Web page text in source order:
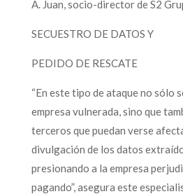
A. Juan, socio-director de S2
SECUESTRO DE DATOS Y
PEDIDO DE RESCATE
“En este tipo de ataque no sólo
empresa vulnerada, sino que
terceros que puedan verse
divulgación de los datos
presionando a la empresa
pagando”, asegura este